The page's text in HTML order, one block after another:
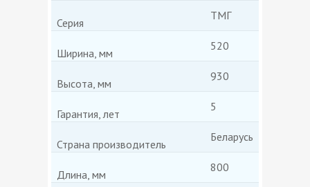
Серия
ТМГ
Ширина, мм
520
Высота, мм
930
Гарантия, лет
5
Страна производитель
Беларусь
Длина, мм
800